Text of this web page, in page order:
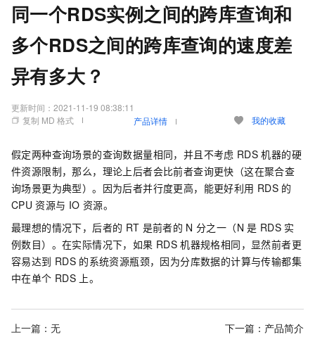
同一个RDS实例之间的跨库查询和
多个RDS之间的跨库查询的速度差
异有多大？
更新时间： 2021-11-19 08:38:11
复制 MD 格式
产品详情 我的收藏
假定两种查询场景的查询数据量相同，并且不考虑 RDS 机器的硬
件资源限制，那么，理论上后者会比前者查询更快（这在聚合查
询场景更为典型）。因为后者并行度更高，能更好利用 RDS 的
CPU 资源与 IO 资源。
最理想的情况下，后者的 RT 是前者的 N 分之一（N 是 RDS 实
例数目）。在实际情况下，如果 RDS 机器规格相同，显然前者更
容易达到 RDS 的系统资源瓶颈，因为分库数据的计算与传输都集
中在单个 RDS 上。
上一篇：无 下一篇： 产品简介